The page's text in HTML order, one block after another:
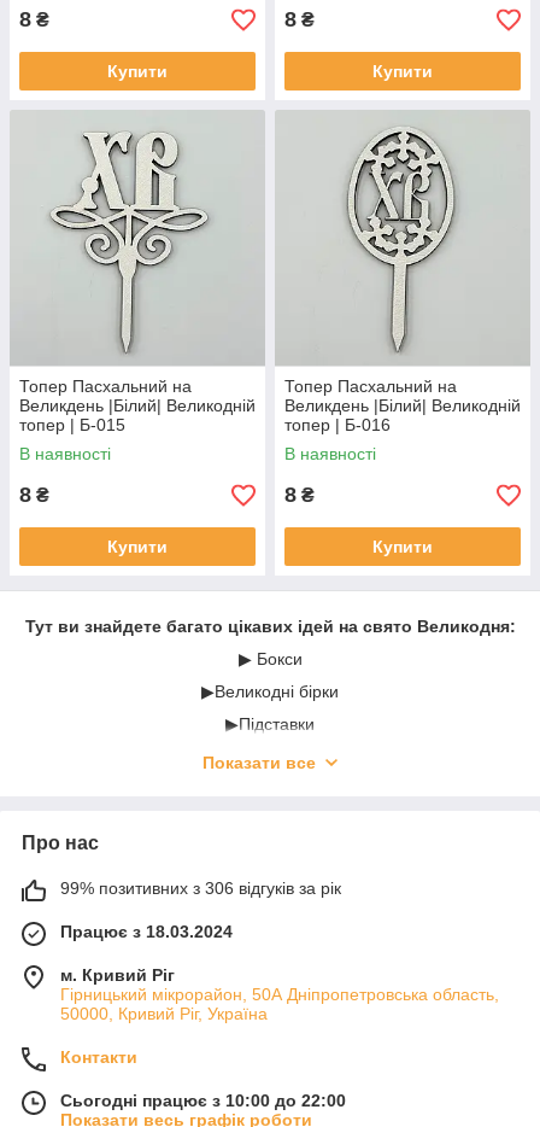
8 ₴
Купити
8 ₴
Купити
Топер Пасхальний на
Великдень |Білий| Великодній
топер | Б-015
В наявності
8 ₴
Купити
Топер Пасхальний на
Великдень |Білий| Великодній
топер | Б-016
В наявності
8 ₴
Купити
Тут ви знайдете багато цікавих ідей на свято Великодня:
▶ Бокси
▶Великодні бірки
▶Підставки
▶Кошики
Показати все
Про нас
99% позитивних з 306 відгуків за рік
Працює з 18.03.2024
м. Кривий Ріг
Гірницький мікрорайон, 50А Дніпропетровська область,
50000, Кривий Ріг, Україна
Контакти
Сьогодні працює з 10:00 до 22:00
Показати весь графік роботи